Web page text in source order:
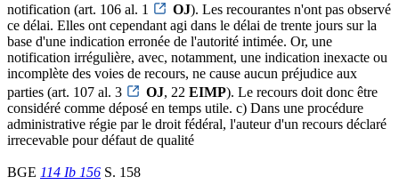
notification (art. 106 al. 1
OJ). Les recourantes n'ont pas observé
ce délai. Elles ont cependant agi dans le délai de trente jours sur la
base d'une indication erronée de l'autorité intimée. Or, une
notification irrégulière, avec, notamment, une indication inexacte ou
incomplète des voies de recours, ne cause aucun préjudice aux
parties (art. 107 al. 3
OJ, 22 EIMP). Le recours doit donc être
considéré comme déposé en temps utile. c) Dans une procédure
administrative régie par le droit fédéral, l'auteur d'un recours déclaré
irrecevable pour défaut de qualité
BGE 114 Ib 156 S. 158